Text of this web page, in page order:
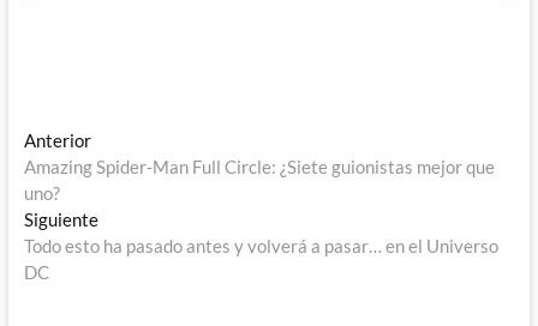
Navegación
de
entradas
AnteriorEntrada
anterior:
Amazing Spider-Man Full Circle: ¿Siete guionistas mejor que
uno?
SiguienteEntrada
siguiente:
Todo esto ha pasado antes y volverá a pasar… en el Universo
DC